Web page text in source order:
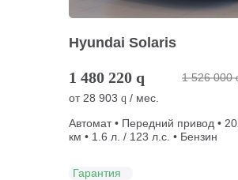
Hyundai Solaris
1 480 220 q 1 526 000
от 28 903 q / мес.
Автомат • Передний привод •
км • 1.6 л. / 123 л.с. • Бензин
Гарантия